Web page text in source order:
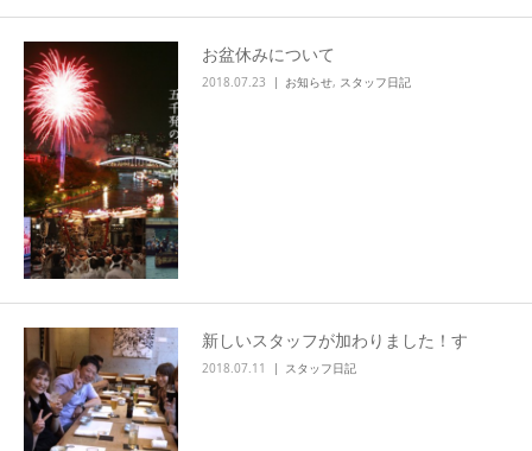
お盆休みについて
2018.07.23 お知らせ, スタッフ日記
新しいスタッフが加わりました！す
2018.07.11 スタッフ日記